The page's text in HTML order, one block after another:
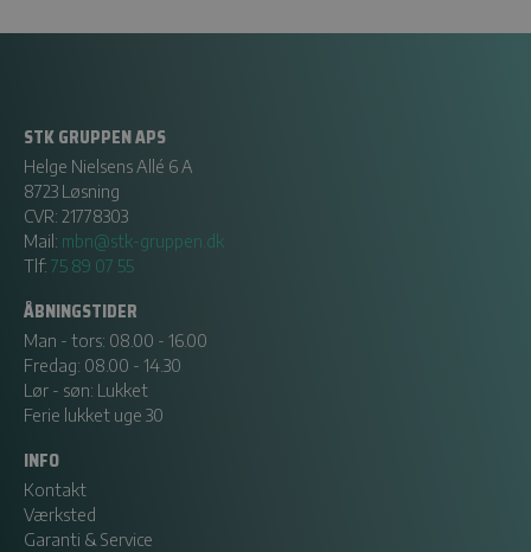
STK GRUPPEN APS
Helge Nielsens Allé 6 A
8723 Løsning
CVR: 21778303
Mail: mbn@stk-gruppen.dk
Tlf: 75 89 07 55
ÅBNINGSTIDER
Man - tors: 08.00 - 16.00
Fredag: 08.00 - 14.30
Lør - søn: Lukket
Ferie lukket uge 30
INFO
Kontakt
Værksted
Garanti & Service